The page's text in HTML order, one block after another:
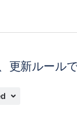
更新ルール